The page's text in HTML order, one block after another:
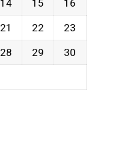
14 15 16
21 22 23
28 29 30